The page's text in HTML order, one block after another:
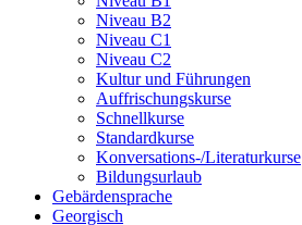
Niveau B2
Niveau C1
Niveau C2
Kultur und Führungen
Auffrischungskurse
Schnellkurse
Standardkurse
Konversations-/Literaturkurse
Bildungsurlaub
Gebärdensprache
Georgisch